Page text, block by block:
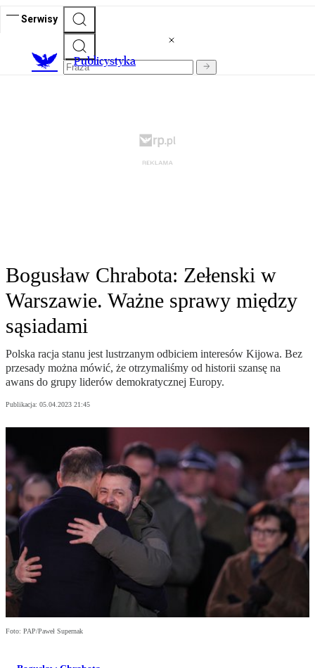
Serwisy
Publicystyka
Bogusław Chrabota: Zełenski w
Warszawie. Ważne sprawy między
sąsiadami
Polska racja stanu jest lustrzanym odbiciem interesów Kijowa. Bez
przesady można mówić, że otrzymaliśmy od historii szansę na
awans do grupy liderów demokratycznej Europy.
Publikacja: 05.04.2023 21:45
Foto: PAP/Paweł Supernak